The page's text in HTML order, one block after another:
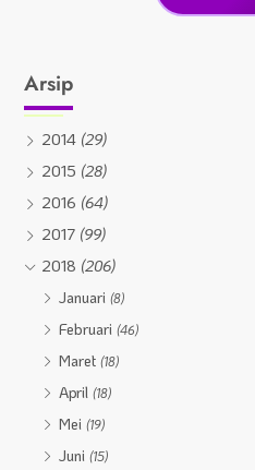
Arsip
2014 (29)
2015 (28)
2016 (64)
2017 (99)
2018 (206)
Januari(8)
Februari(46)
Maret(18)
April(18)
Mei(19)
Juni(15)